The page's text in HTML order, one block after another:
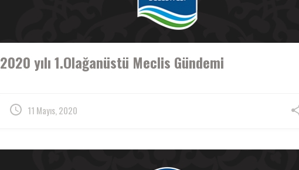
2020 yılı 1.Olağanüstü Meclis Gündemi
11 Mayıs, 2020